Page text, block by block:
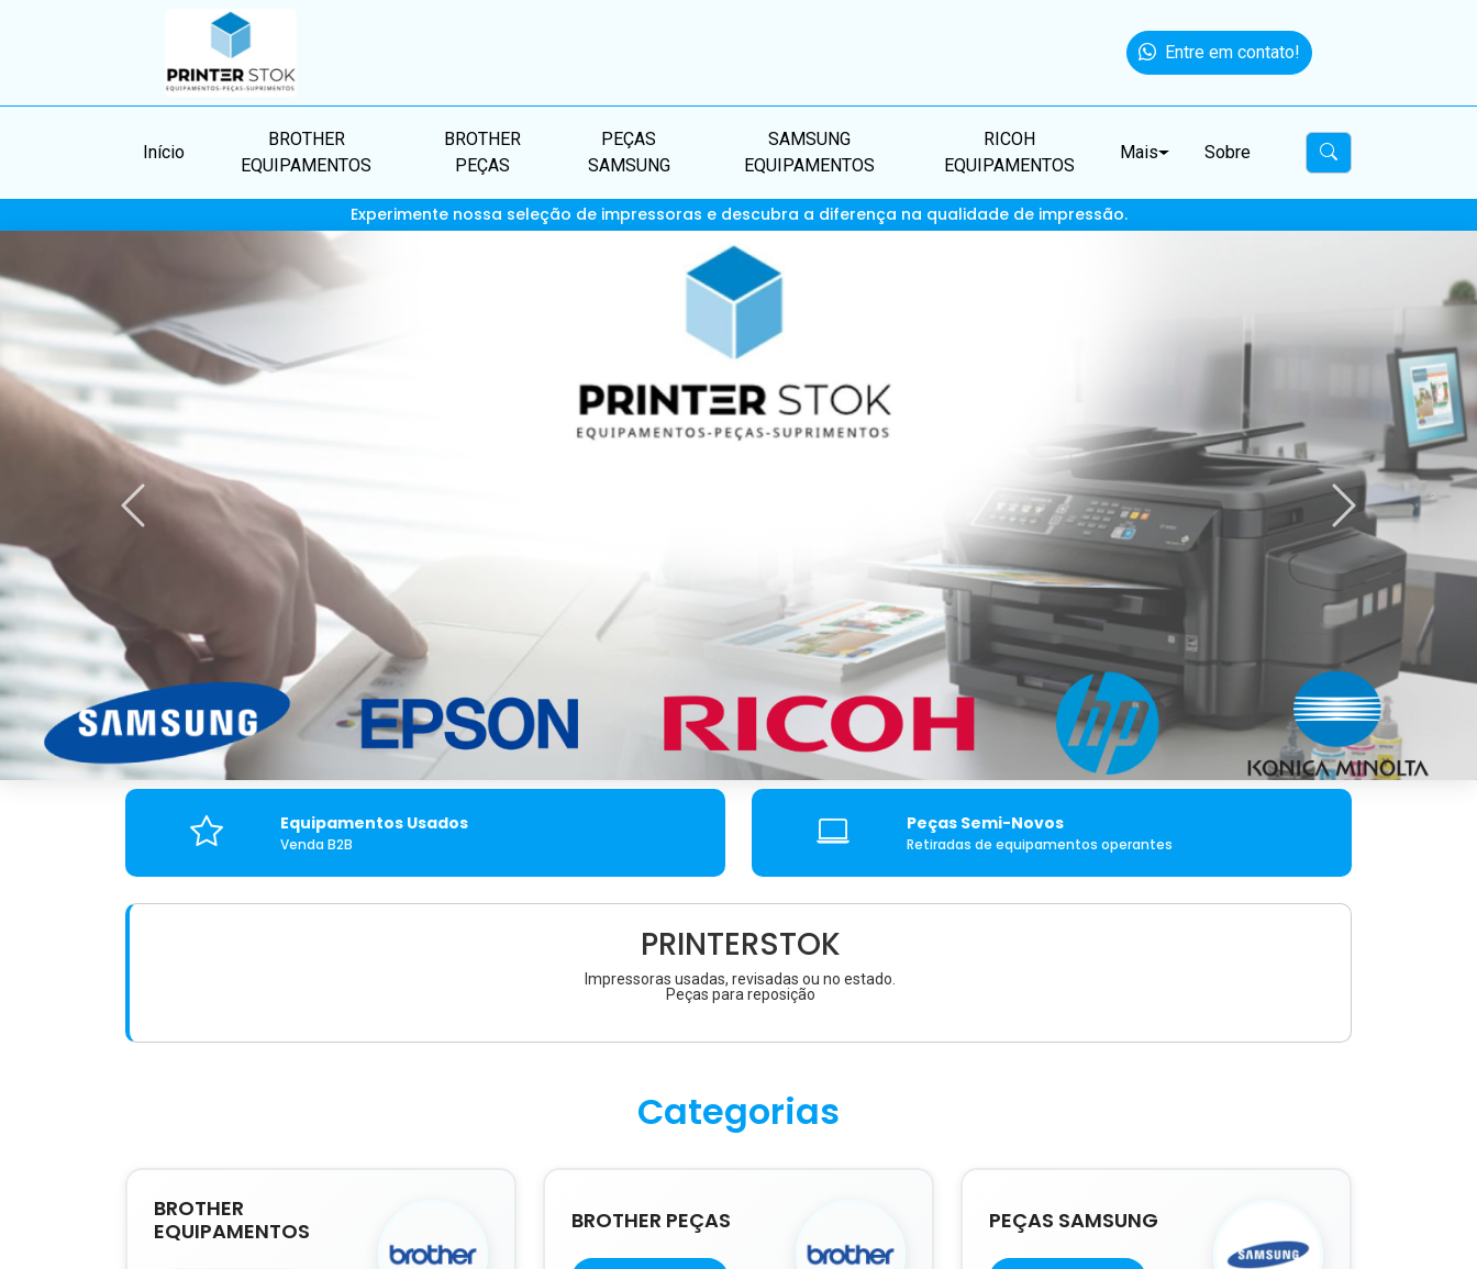
Entre em contato!
Início
BROTHER
EQUIPAMENTOS
BROTHER
PEÇAS
PEÇAS
SAMSUNG
SAMSUNG
EQUIPAMENTOS
RICOH
EQUIPAMENTOS
Mais Sobre
Experimente nossa seleção de impressoras e descubra a diferença na qualidade de impressão.
Anterior Próximo
Equipamentos Usados
Venda B2B
Peças Semi-Novos
Retiradas de equipamentos operantes
PRINTERSTOK
Impressoras usadas, revisadas ou no estado.
Peças para reposição
Categorias
BROTHER
EQUIPAMENTOS
BROTHER PEÇAS PEÇAS SAMSUNG